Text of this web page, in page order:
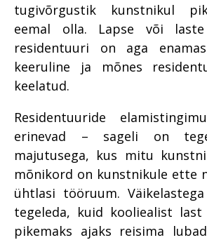
tugivõrgustik kunstnikul
eemal olla. Lapse või laste
residentuuri on aga
keeruline ja mõnes
keelatud.
Residentuuride
erinevad – sageli on
majutusega, kus mitu
mõnikord on kunstnikule ette
ühtlasi tööruum.
tegeleda, kuid kooliealist
pikemaks ajaks reisima